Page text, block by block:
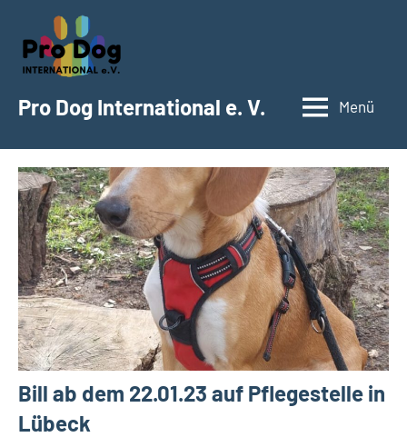
Inhalt
springen
Pro Dog International e. V. Menü
Bill ab dem 22.01.23 auf Pflegestelle in
Lübeck